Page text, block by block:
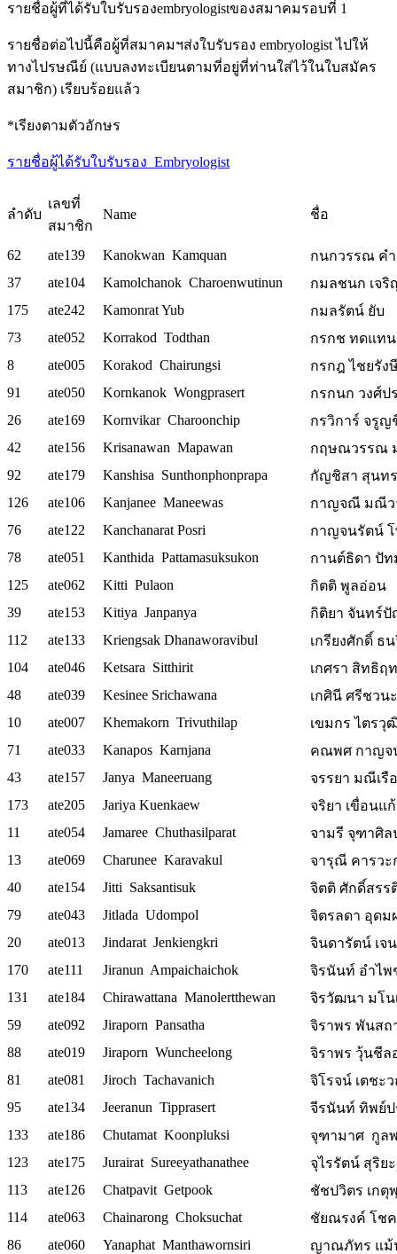
รายชื่อผู้ที่ได้รับใบรับรองembryologistของสมาคมรอบที่ 1
รายชื่อต่อไปนี้คือผู้ที่สมาคมฯส่งใบรับรอง embryologist ไปให้
ทางไปรษณีย์ (แบบลงทะเบียนตามที่อยู่ที่ท่านใส่ไว้ในใบสมัคร
สมาชิก) เรียบร้อยแล้ว
*เรียงตามตัวอักษร
รายชื่อผู้ได้รับใบรับรอง_Embryologist
ลำดับ
เลขที่
สมาชิก
Name ชื่อ
62 ate139 Kanokwan Kamquan
กนกวรรณ ค
37
ate104 Kamolchanok Charoenwutinun
กมลชนก เจ
175
ate242 Kamonrat Yub
กมลรัตน์ ยับ
73
ate052 Korrakod Todthan
กรกช ทดแทน
8
ate005 Korakod Chairungsi
กรกฎ ไชยรัง
91
ate050 Kornkanok Wongprasert
กรกนก วงศ์ป
26
ate169 Kornvikar Charoonchip
กรวิการ์ จรูญ
42
ate156 Krisanawan Mapawan
กฤษณวรรณ
92
ate179 Kanshisa Sunthonphonprapa
กัญชิสา สุนทร
126
ate106 Kanjanee Maneewas
กาญจณี มณีว
76
ate122 Kanchanarat Posri
กาญจนรัตน์ โ
78
ate051 Kanthida Pattamasuksukon
กานต์ธิดา ปั
125
ate062 Kitti Pulaon
กิตติ พูลอ่อน
39
ate153 Kitiya Janpanya
กิติยา จันทร์
112
ate133 Kriengsak Dhanaworavibul
เกรียงศักดิ์ ธ
104
ate046 Ketsara Sitthirit
เกศรา สิทธิฤ
48
ate039 Kesinee Srichawana
เกศินี ศรีชวน
10
ate007 Khemakorn Trivuthilap
เขมกร ไตรวุ
71
ate033 Kanapos Karnjana
คณพศ กาญจ
43
ate157 Janya Maneeruang
จรรยา มณีเรื
173
ate205 Jariya Kuenkaew
จริยา เขื่อนแ
11
ate054 Jamaree Chuthasilparat
จามรี จุฑาศิล
13
ate069 Charunee Karavakul
จารุณี คารวะ
40
ate154 Jitti Saksantisuk
จิตติ ศักดิ์สรร
79
ate043 Jitlada Udompol
จิตรลดา อุดม
20
ate013 Jindarat Jenkiengkri
จินดารัตน์ เจน
170
ate111 Jiranun Ampaichaichok
จิรนันท์ อำไ
131
ate184 Chirawattana Manolertthewan
จิรวัฒนา มโน
59
ate092 Jiraporn Pansatha
จิราพร พันสถ
88
ate019 Jiraporn Wuncheelong
จิราพร วุ้นชีล
81
ate081 Jiroch Tachavanich
จิโรจน์ เตชะ
95
ate134 Jeeranun Tipprasert
จีรนันท์ ทิพย์ป
133
ate186 Chutamat Koonpluksi
จุฑามาศ กูล
123
ate175 Jurairat Sureeyathanathee
จุไรรัตน์ สุริย
113
ate126 Chatpavit Getpook
ชัชปวิตร เกตุ
114
ate063 Chainarong Choksuchat
ชัยณรงค์ โช
86
ate060 Yanaphat Manthawornsiri ญาณภัทร แม้